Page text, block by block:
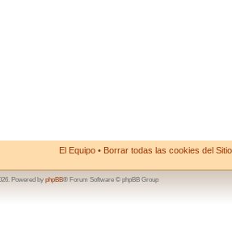
El Equipo • Borrar todas las cookies del Sitio
Powered by phpBB® Forum Software © phpBB Group